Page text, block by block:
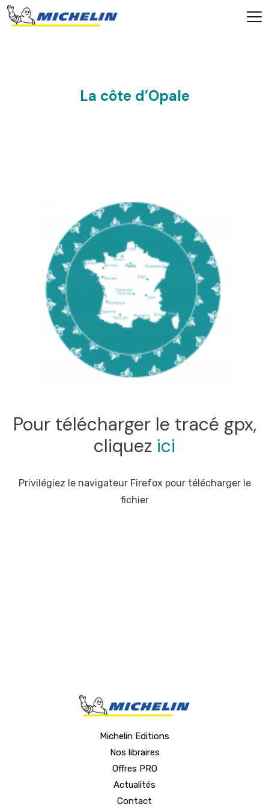
La côte d’Opale
Pour télécharger le tracé gpx,
cliquez ici
Privilégiez le navigateur Firefox pour télécharger le
fichier
Michelin Editions
Nos libraires
Offres PRO
Actualités
Contact